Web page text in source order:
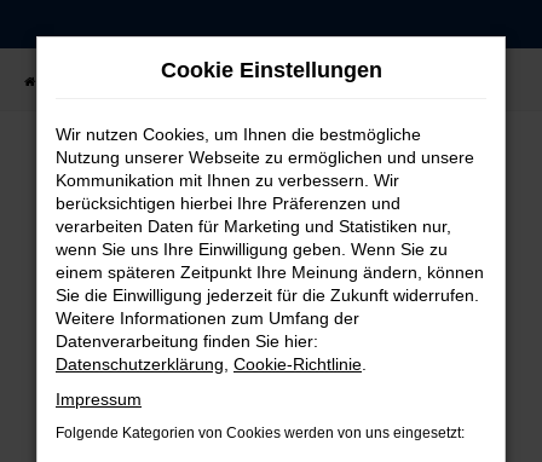
Zum
springen
Fahrzeugangebote Fahrzeug-Showroom
FEHLER: NETWORK ERROR
Beim Laden ist ein Fehler aufgetreten.
Hier sind ein paar Tipps, die dir helfen können:
Überprüfe deine Firewall und deine
Internetverbindung.
Suchmaschine?
Cookie Einstellungen
Wir nutzen Cookies, um Ihnen die bestmögliche
Nutzung unserer Webseite zu ermöglichen und unsere
Kommunikation mit Ihnen zu verbessern. Wir
berücksichtigen hierbei Ihre Präferenzen und
verarbeiten Daten für Marketing und Statistiken nur,
wenn Sie uns Ihre Einwilligung geben. Wenn Sie zu
einem späteren Zeitpunkt Ihre Meinung ändern, können
Sie die Einwilligung jederzeit für die Zukunft widerrufen.
Weitere Informationen zum Umfang der
Datenverarbeitung finden Sie hier:
Datenschutzerklärung Cookie-Richtlinie
Impressum
Folgende Kategorien von Cookies werden von uns eingesetzt: